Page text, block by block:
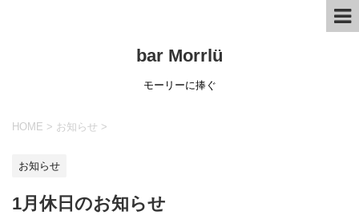
bar Morrlü
モーリーに捧ぐ
HOME > お知らせ >
お知らせ
1月休日のお知らせ